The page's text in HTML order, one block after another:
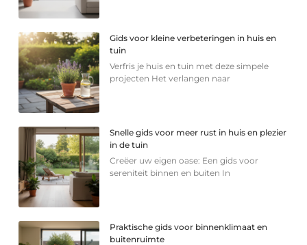
Gids voor kleine verbeteringen in huis en
tuin
Verfris je huis en tuin met deze simpele
projecten Het verlangen naar
Snelle gids voor meer rust in huis en plezier
in de tuin
Creëer uw eigen oase: Een gids voor
sereniteit binnen en buiten In
Praktische gids voor binnenklimaat en
buitenruimte